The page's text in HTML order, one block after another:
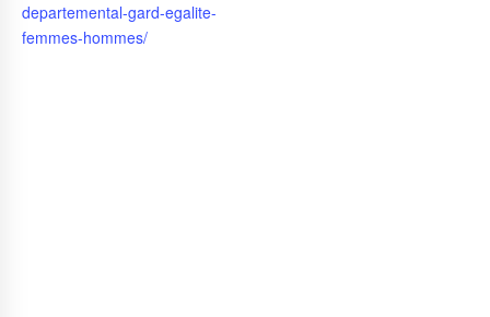
departemental-gard-egalite-
femmes-hommes/